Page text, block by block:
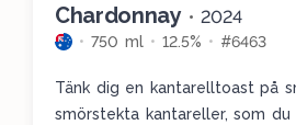
Chardonnay • 2024
750 ml 12.5% #6463
Tänk dig en kantarelltoast på
smörstekta kantareller, som